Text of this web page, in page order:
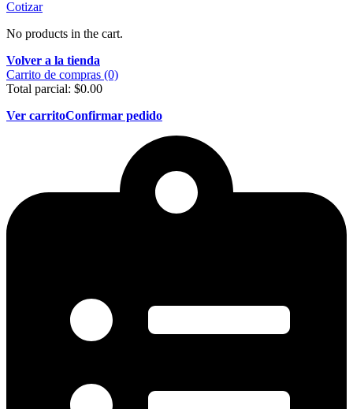
Cotizar
No products in the cart.
Volver a la tienda
Carrito de compras (0)
Total parcial: $0.00
Ver carritoConfirmar pedido